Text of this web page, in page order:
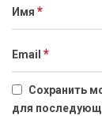
Имя *
Email *
Сохранить
для